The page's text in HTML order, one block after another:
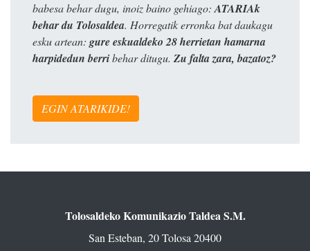
babesa behar dugu, inoiz baino gehiago:ATARIAk
behar du Tolosaldea. Horregatik erronka bat daukagu
esku artean: gure eskualdeko 28 herrietan hamarna
harpidedun berribehar ditugu. Zu falta zara, bazatoz?
EGIN ATARIKIDE!
Tolosaldeko Komunikazio Taldea S.M.
San Esteban, 20 Tolosa 20400